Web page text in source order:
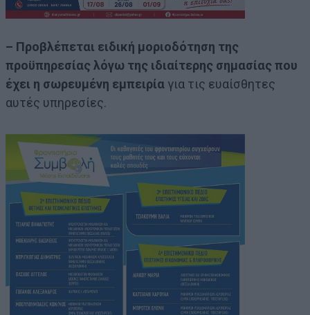
– Προβλέπεται ειδική μοριοδότηση της
προϋπηρεσίας λόγω της ιδιαίτερης σημασίας που
έχει η σωρευμένη εμπειρία για τις ευαίσθητες
αυτές υπηρεσίες.